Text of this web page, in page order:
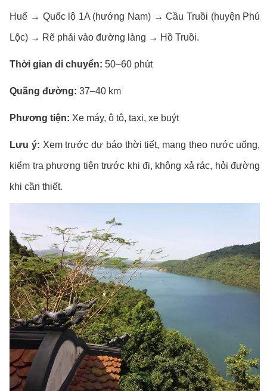
Huế → Quốc lộ 1A (hướng Nam) → Cầu Truồi (huyện Phú
Lộc) → Rẽ phải vào đường làng → Hồ Truồi.
Thời gian di chuyển: 50–60 phút
Quãng đường: 37–40 km
Phương tiện: Xe máy, ô tô, taxi, xe buýt
Lưu ý: Xem trước dự báo thời tiết, mang theo nước uống,
kiểm tra phương tiện trước khi đi, không xả rác, hỏi đường
khi cần thiết.